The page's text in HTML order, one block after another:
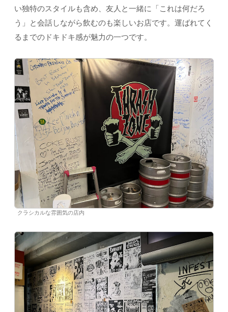
い独特のスタイルも含め、友人と一緒に「これは何だろ
う」と会話しながら飲むのも楽しいお店です。運ばれてく
るまでのドキドキ感が魅力の一つです。
クラシカルな雰囲気の店内